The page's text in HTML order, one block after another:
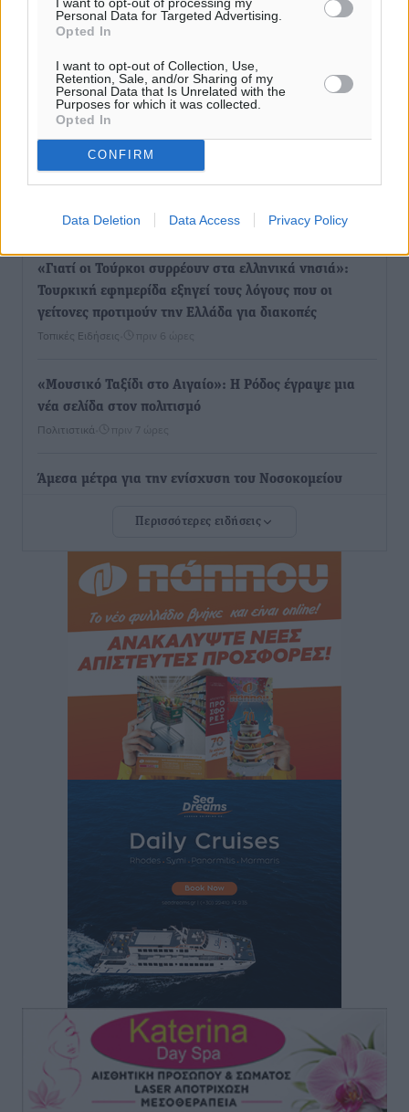
Personal Data for Targeted Advertising.
Opted In
I want to opt-out of Collection, Use,
Retention, Sale, and/or Sharing of my
Personal Data that Is Unrelated with the
Purposes for which it was collected.
Opted In
CONFIRM
Data Deletion Data Access Privacy Policy
Τι αλλάζει το χωροταξικό στις τουριστικές επενδύσεις
Τοπικές Ειδήσεις
ΥΠΑΑΤ: 12,5 εκατ. ευρώ στις 13 Περιφέρειες για μέτρα
βιοασφάλειας
Τοπικές Ειδήσεις
Ποιοι φοιτητές μπορούν να λάβουν ενίσχυση για
Ειδήσεις• πριν 6 ώρες
«Γιατί οι Τούρκοι συρρέουν στα ελληνικά νησιά»:
Τουρκική εφημερίδα εξηγεί τους λόγους που οι
γείτονες προτιμούν την Ελλάδα για διακοπές
Τοπικές Ειδήσεις πριν 6 ώρες
«Μουσικό Ταξίδι στο Αιγαίο»: Η Ρόδος έγραψε μια
νέα σελίδα στον πολιτισμό
Πολιτιστικά πριν 7 ώρες
Άμεσα μέτρα για την ενίσχυση του Νοσοκομείου
ανακοίνωσε ο Άδωνις Γεωργιάδης
Iατρικός Σύλλογος Ροδου προς Α. Γεωργιάδη:
Στρατηγικές Προτάσεις για την Ενίσχυση της
Δημόσιας Υγείας στη Νησιωτική Ελλάδα και στα
Νοσοκομεία της Γ΄ Ζώνης
πριν 7 ώρες
Πάνθηρες: Ξεκίνησαν αισιόδοξοι για την παρθενική
Αθλητικά• πριν 7 ώρες
Αθλητικά• πριν 7 ώρες
Κλεάνθης: Έτοιμες οι κάρτες διαρκείας της νέας
σεζόν
Αθλητικά πριν 7 ώρες
Ατρόμητος Διμυλιάς: Ο Μαργαρίτης και μία
Περισσότερες ειδήσεις